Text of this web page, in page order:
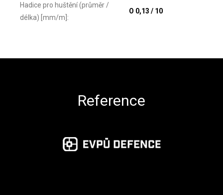
Hadice pro huštění (průměr /
délka) [mm/m]:
O 0,13 / 10
Reference